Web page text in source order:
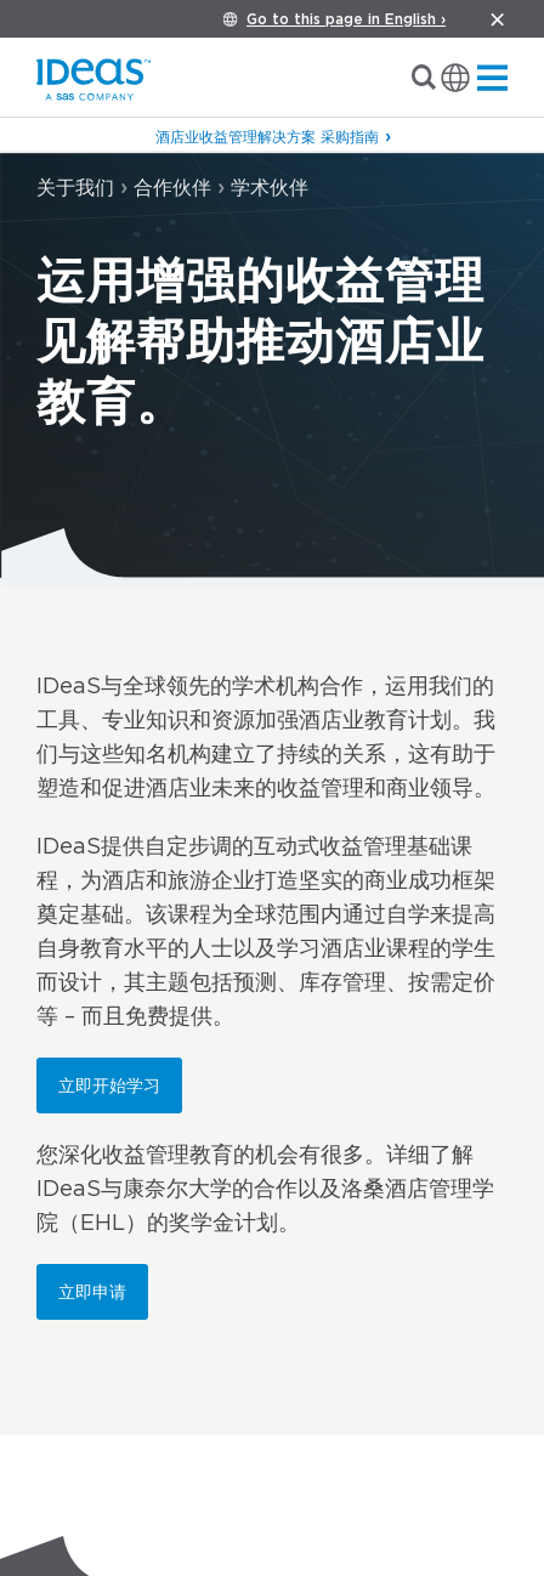
Go to this page in English ›
酒店业收益管理解决方案 采购指南
关于我们 › 合作伙伴 › 学术伙伴
运用增强的收益管理
见解帮助推动酒店业
教育。
IDeaS与全球领先的学术机构合作，运用我们的
工具、专业知识和资源加强酒店业教育计划。我
们与这些知名机构建立了持续的关系，这有助于
塑造和促进酒店业未来的收益管理和商业领导。
IDeaS提供自定步调的互动式收益管理基础课
程，为酒店和旅游企业打造坚实的商业成功框架
奠定基础。该课程为全球范围内通过自学来提高
自身教育水平的人士以及学习酒店业课程的学生
而设计，其主题包括预测、库存管理、按需定价
等 – 而且免费提供。
立即开始学习
您深化收益管理教育的机会有很多。详细了解
IDeaS与康奈尔大学的合作以及洛桑酒店管理学
院（EHL）的奖学金计划。
立即申请